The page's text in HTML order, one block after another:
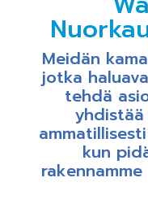
Meidän
jotka
tehdä
kun